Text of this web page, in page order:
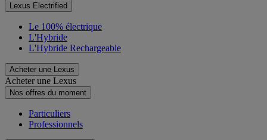
Lexus Electrified
Le 100% électrique
L'Hybride
L'Hybride Rechargeable
Acheter une Lexus
Acheter une Lexus
Nos offres du moment
Particuliers
Professionnels